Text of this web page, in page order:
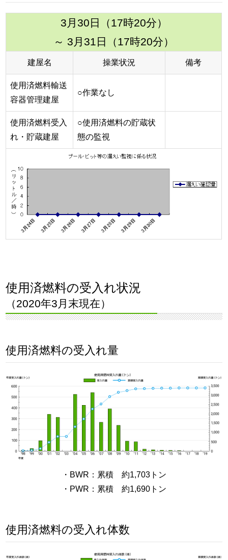
3月30日（17時20分）
～ 3月31日（17時20分）
建屋名 操業状況 備考
使用済燃料輸送
容器管理建屋
○作業なし
使用済燃料受入
れ・貯蔵建屋
○使用済燃料の貯蔵状
態の監視
使用済燃料の受入れ状況
（2020年3月末現在）
使用済燃料の受入れ量
・BWR：累積 約1,703トン
・PWR：累積 約1,690トン
使用済燃料の受入れ体数